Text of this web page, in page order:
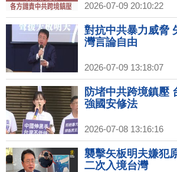
2026-07-09 20:10:22
對抗中共暴力威脅
灣言論自由
2026-07-09 13:18:07
防堵中共跨境鎮壓
強國安修法
2026-07-08 13:16:16
襲擊矢板明夫嫌犯
二次入境台灣